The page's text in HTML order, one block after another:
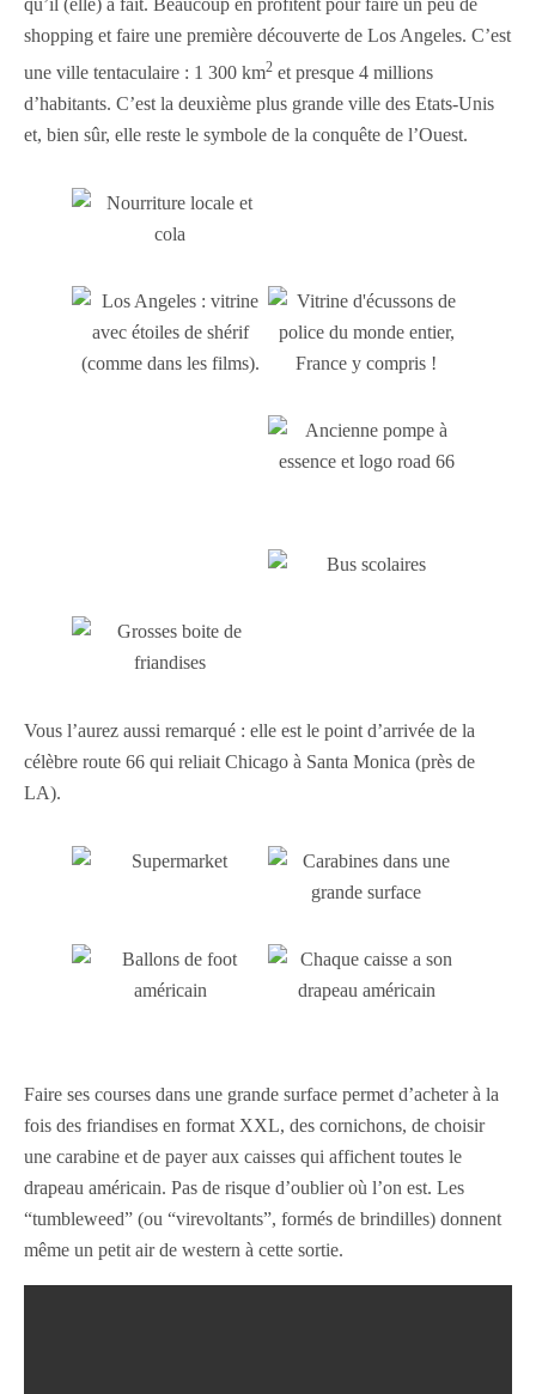
qu’il (elle) a fait. Beaucoup en profitent pour faire un peu de
shopping et faire une première découverte de Los Angeles. C’est
une ville tentaculaire : 1 300 km2 et presque 4 millions
d’habitants. C’est la deuxième plus grande ville des Etats-Unis
et, bien sûr, elle reste le symbole de la conquête de l’Ouest.
Vous l’aurez aussi remarqué : elle est le point d’arrivée de la
célèbre route 66 qui reliait Chicago à Santa Monica (près de
LA).
Faire ses courses dans une grande surface permet d’acheter à la
fois des friandises en format XXL, des cornichons, de choisir
une carabine et de payer aux caisses qui affichent toutes le
drapeau américain. Pas de risque d’oublier où l’on est. Les
“tumbleweed” (ou “virevoltants”, formés de brindilles) donnent
même un petit air de western à cette sortie.